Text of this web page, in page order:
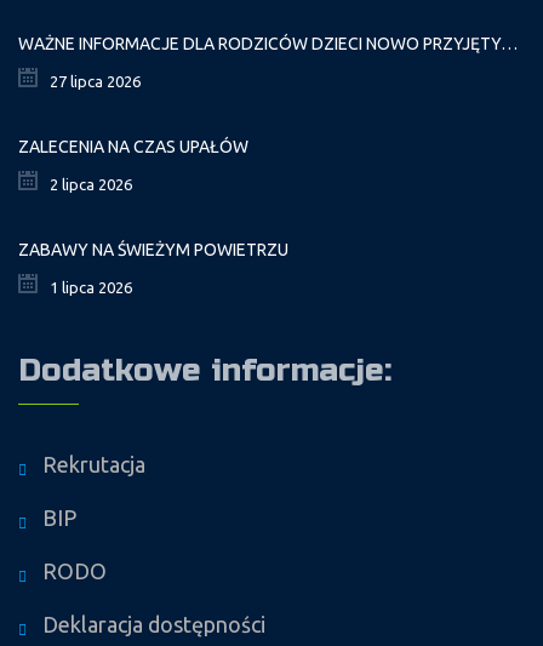
WAŻNE INFORMACJE DLA RODZICÓW DZIECI NOWO PRZYJĘTYCH GR. I
27 lipca 2026
ZALECENIA NA CZAS UPAŁÓW
2 lipca 2026
ZABAWY NA ŚWIEŻYM POWIETRZU
1 lipca 2026
Dodatkowe informacje:
Rekrutacja
BIP
RODO
Deklaracja dostępności